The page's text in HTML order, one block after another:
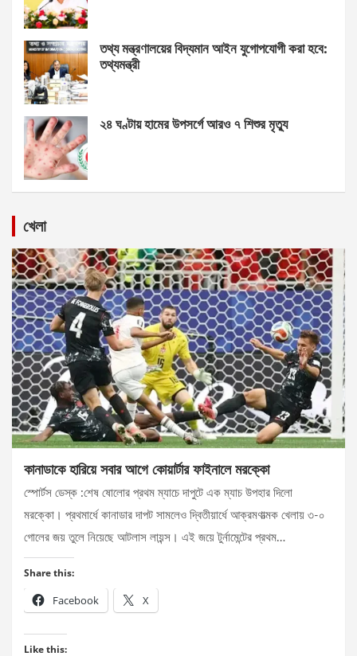
তথ্য মন্ত্রণালয়ের বিদ্যমান আইন যুগোপযোগী করা হবে:
তথ্যমন্ত্রী
২৪ ঘণ্টায় হামের উপসর্গে আরও ৭ শিশুর মৃত্যু
খেলা
কানাডাকে হারিয়ে সবার আগে কোয়ার্টার ফাইনালে মরক্কো
স্পোর্টস ডেস্ক :শেষ ষোলোর প্রথম ম্যাচে দাপুটে এক ম্যাচ উপহার দিলো
মরক্কো। প্রথমার্ধে কানাডার দাপট সামলেও দ্বিতীয়ার্ধে আক্রমণাত্মক খেলায় ৩-০
গোলের জয় তুলে নিয়েছে আটলাস লায়ন্স। এই জয়ে টুর্নামেন্টের প্রথম…
Share this:
Facebook X
Like this: